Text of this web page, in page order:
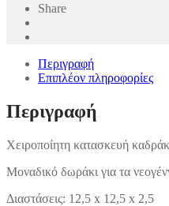
Share
Περιγραφή
Επιπλέον πληροφορίες
Περιγραφή
Χειροποίητη κατασκευή
Μοναδικό δωράκι για τα
Διαστάσεις: 12,5 x 12,5 x 2,5